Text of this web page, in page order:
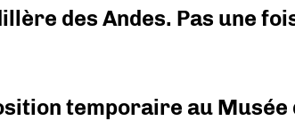
des Andes. Pas une
temporaire au